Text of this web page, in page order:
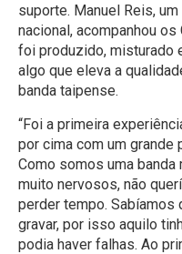
suporte. Manuel Reis,
nacional, acompanhou
foi produzido, misturado
algo que eleva a
banda taipense.
“Foi a primeira
por cima com um grande
Como somos uma
muito nervosos, não
perder tempo. Sabíamos
gravar, por isso aquilo
podia haver falhas. Ao